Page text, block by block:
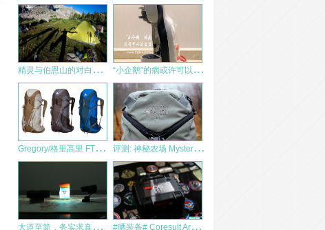
精
灵与伯恩山的对白—Big Agnes 伯恩山双人帐测评体验 “
小企鹅”的病或许可以这么治——mini me 胶囊咖啡机简单拆机
G
regory/格里高里 FTS动力活跃系统 FURY32 户外双肩包 测评报告 评
测: 神秘农场 Mystery Ranch ASAP Pack
大
道至简，务实求真，小巧精干——NITECORE HM01头盔灯 #
晒装备# Coresuit Armor iphone6